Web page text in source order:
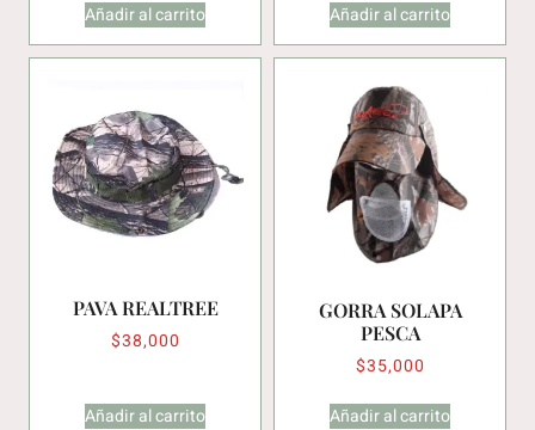
Añadir al carrito
Añadir al carrito
PAVA REALTREE
$38,000
Añadir al carrito
GORRA SOLAPA
PESCA
$35,000
Añadir al carrito